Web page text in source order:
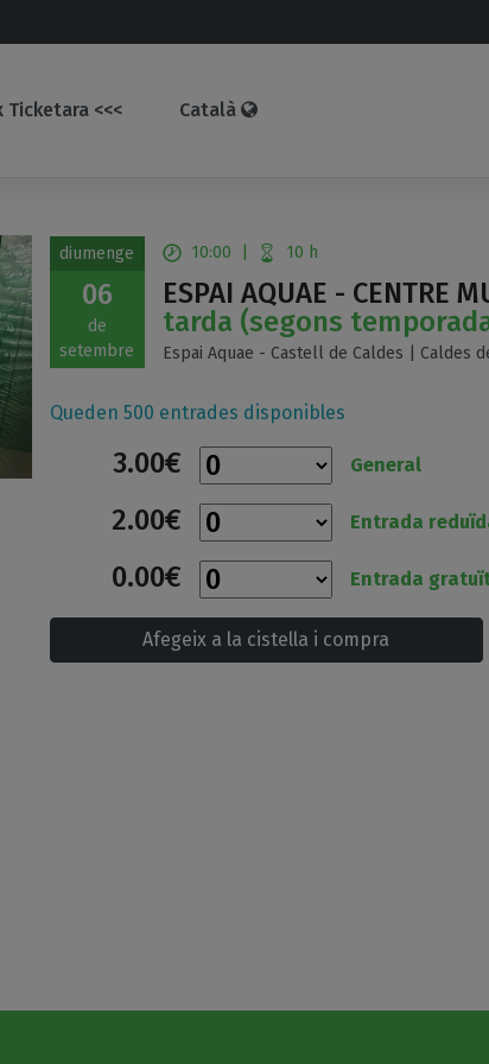
Ticketara <<< Català
diumenge
06
de
setembre
10:00 10 h
ESPAI AQUAE - CENTRE
tarda (segons
Espai Aquae - Castell de Caldes | Caldes
Queden 500 entrades disponibles
3.00€ General
2.00€ Entrada
0.00€ Entrada
Afegeix a la cistella i compra